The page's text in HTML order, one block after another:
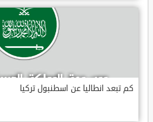
كم تبعد انطاليا عن اسطنبول تركيا